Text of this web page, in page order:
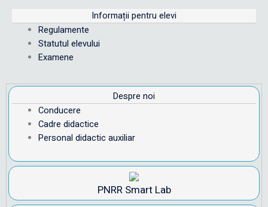
Despre noi
Conducere
Cadre didactice
Personal didactic auxiliar
PNRR Smart Lab
Informații pentru elevi
Regulamente
Statutul elevului
Examene